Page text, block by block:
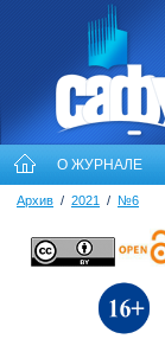
О ЖУРНАЛЕ
Архив / 2021 / №6